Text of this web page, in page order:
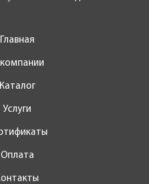
Главная
Каталог
Услуги
Оплата